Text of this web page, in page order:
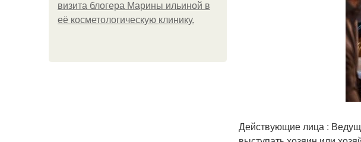
визита блогера Марины ильиной в
её косметологическую клинику.
Действующие лица :